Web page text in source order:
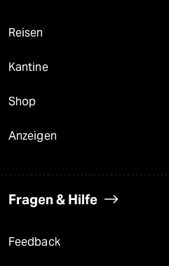
Reisen
Kantine
Shop
Anzeigen
Fragen & Hilfe
Feedback